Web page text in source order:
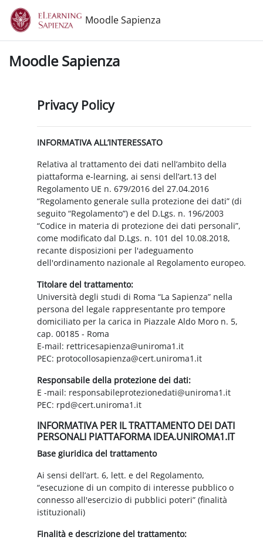
Vai al contenuto principale
Moodle Sapienza
Moodle Sapienza
Privacy Policy
INFORMATIVA ALL’INTERESSATO
Relativa al trattamento dei dati nell’ambito della
piattaforma e-learning, ai sensi dell’art.13 del
Regolamento UE n. 679/2016 del 27.04.2016
“Regolamento generale sulla protezione dei dati” (di
seguito “Regolamento”) e del D.Lgs. n. 196/2003
“Codice in materia di protezione dei dati personali”,
come modificato dal D.Lgs. n. 101 del 10.08.2018,
recante disposizioni per l'adeguamento
dell'ordinamento nazionale al Regolamento europeo.
Titolare del trattamento:
Università degli studi di Roma “La Sapienza” nella
persona del legale rappresentante pro tempore
domiciliato per la carica in Piazzale Aldo Moro n. 5,
cap. 00185 - Roma
E-mail: rettricesapienza@uniroma1.it
PEC: protocollosapienza@cert.uniroma1.it
Responsabile della protezione dei dati:
E -mail: responsabileprotezionedati@uniroma1.it
PEC: rpd@cert.uniroma1.it
INFORMATIVA PER IL TRATTAMENTO DEI DATI
PERSONALI PIATTAFORMA IDEA.UNIROMA1.IT
Base giuridica del trattamento
Ai sensi dell’art. 6, lett. e del Regolamento,
“esecuzione di un compito di interesse pubblico o
connesso all'esercizio di pubblici poteri” (finalità
istituzionali)
Finalità e descrizione del trattamento: